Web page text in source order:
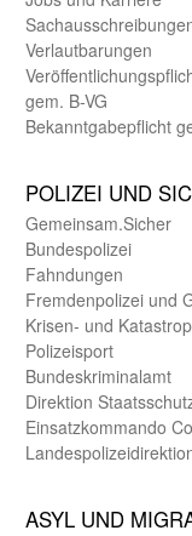
Verlautbarungen
gem. B-VG
Bekanntgabepflicht
POLIZEI UND
Gemein­sam.Sicher
Bundes­polizei
Fahndungen
Fremdenpolizei und
Krisen- und
Polizeisport
Bundes­kriminal­amt
Direktion
Einsatz­kommando
ASYL UND